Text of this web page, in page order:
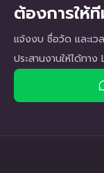
ต้องการให้
แจ้งงบ ชื่อวัด และเว
ประสานงานให้ได้ทาง